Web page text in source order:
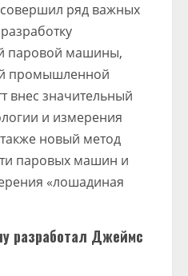
ряд важных
паровой машины,
промышленной
внес значительный
и измерения
новый метод
паровых машин и
«лошадиная
разработал Джеймс